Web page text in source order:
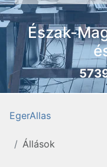
Észak-
EgerAllas
Állások